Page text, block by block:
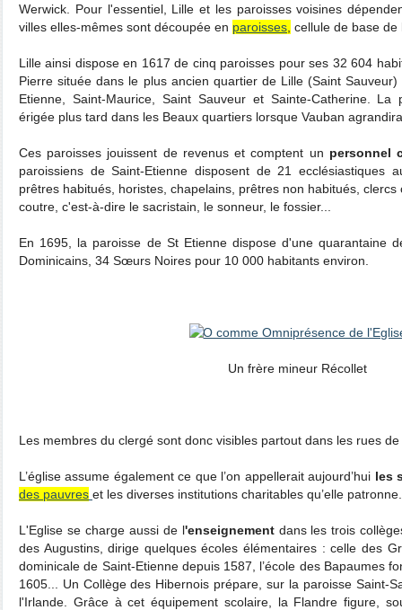
Werwick. Pour l'essentiel, Lille et les paroisses voisines
villes elles-mêmes sont découpée en paroisses cellule de base de
Lille ainsi dispose en 1617 de cinq paroisses pour ses 32 604
Pierre située dans le plus ancien quartier de Lille (Saint
Etienne, Saint-Maurice, Saint Sauveur et Sainte-Catherine.
érigée plus tard dans les Beaux quartiers lorsque Vauban
Ces paroisses jouissent de revenus et comptent un personnel
paroissiens de Saint-Etienne disposent de 21 ecclésiastiques
prêtres habitués, horistes, chapelains, prêtres non habitués,
coutre, c'est-à-dire le sacristain, le sonneur, le fossier...
En 1695, la paroisse de St Etienne dispose d'une quarantaine
Dominicains, 34 Sœurs Noires pour 10 000 habitants environ.
Un frère mineur Récollet
Les membres du clergé sont donc visibles partout dans les rues de
L’église assume également ce que l’on appellerait aujourd’hui les
des pauvres et les diverses institutions charitables qu’elle patronne.
L'Eglise se charge aussi de l'enseignementdans les trois
des Augustins, dirige quelques écoles élémentaires : celle des
dominicale de Saint-Etienne depuis 1587, l’école des Bapaumes
1605... Un Collège des Hibernois prépare, sur la paroisse Saint-
l'Irlande. Grâce à cet équipement scolaire, la Flandre figure,